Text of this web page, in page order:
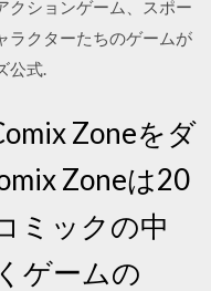
クションゲーム、スポー
ラクターたちのゲームが
公式.
Zoneをダ
Zoneは20
ミックの中
ゲームの